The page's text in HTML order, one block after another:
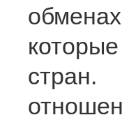
стран.